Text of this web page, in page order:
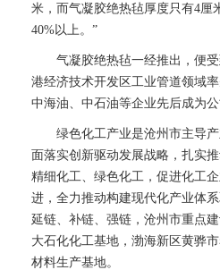
米，而气凝胶绝热毡厚度只有4厘
40%以上。”
气凝胶绝热毡一经推出，便受
港经济技术开发区工业管道领域
中海油、中石油等企业先后成为公
绿色化工产业是沧州市主导产
面落实创新驱动发展战略，扎实
精细化工、绿色化工，促进化工
进，全力推动构建现代化产业体
延链、补链、强链，沧州市重点
大石化化工基地，渤海新区黄骅
材料生产基地。